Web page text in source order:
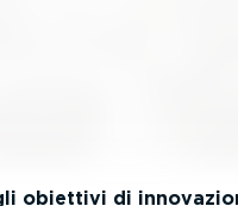
obiettivi di